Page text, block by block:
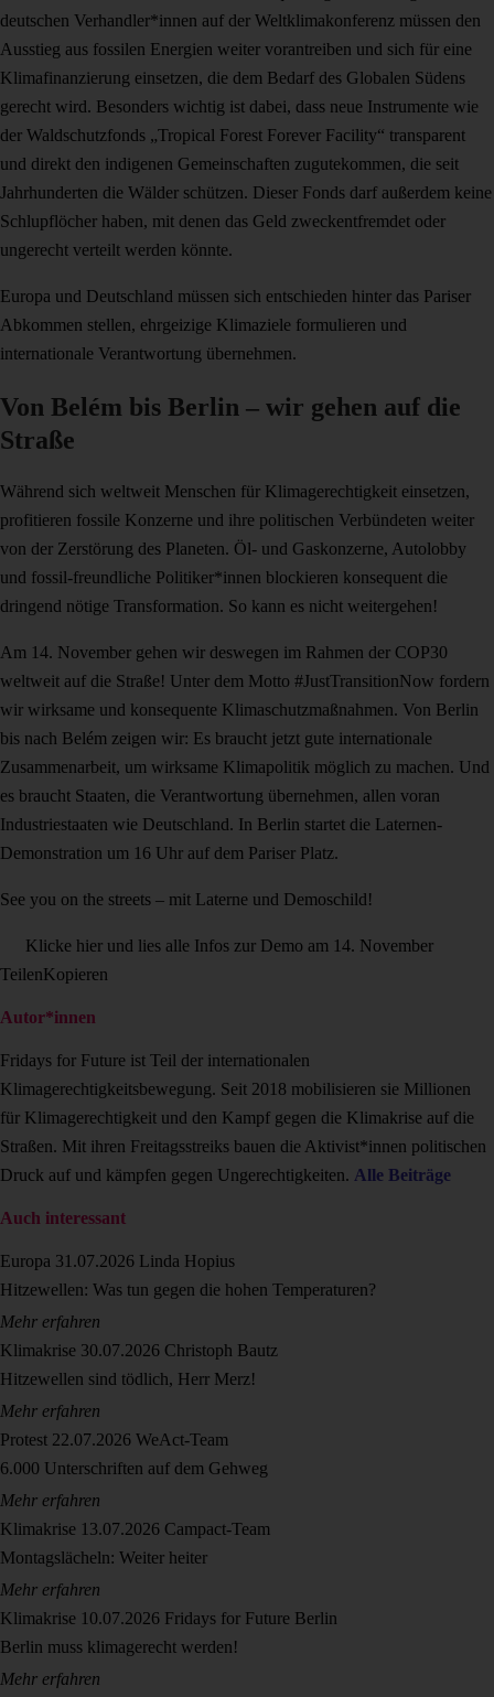
deutschen Verhandler*innen auf der Weltklimakonferenz müssen den
Ausstieg aus fossilen Energien weiter vorantreiben und sich für eine
Klimafinanzierung einsetzen, die dem Bedarf des Globalen Südens
gerecht wird. Besonders wichtig ist dabei, dass neue Instrumente wie
der Waldschutzfonds „Tropical Forest Forever Facility“ transparent
und direkt den indigenen Gemeinschaften zugutekommen, die seit
Jahrhunderten die Wälder schützen. Dieser Fonds darf außerdem keine
Schlupflöcher haben, mit denen das Geld zweckentfremdet oder
ungerecht verteilt werden könnte.
Europa und Deutschland müssen sich entschieden hinter das Pariser
Abkommen stellen, ehrgeizige Klimaziele formulieren und
internationale Verantwortung übernehmen.
Von Belém bis Berlin – wir gehen auf die
Straße
Während sich weltweit Menschen für Klimagerechtigkeit einsetzen,
profitieren fossile Konzerne und ihre politischen Verbündeten weiter
von der Zerstörung des Planeten. Öl- und Gaskonzerne, Autolobby
und fossil-freundliche Politiker*innen blockieren konsequent die
dringend nötige Transformation. So kann es nicht weitergehen!
Am 14. November gehen wir deswegen im Rahmen der COP30
weltweit auf die Straße! Unter dem Motto #JustTransitionNow fordern
wir wirksame und konsequente Klimaschutzmaßnahmen. Von Berlin
bis nach Belém zeigen wir: Es braucht jetzt gute internationale
Zusammenarbeit, um wirksame Klimapolitik möglich zu machen. Und
es braucht Staaten, die Verantwortung übernehmen, allen voran
Industriestaaten wie Deutschland. In Berlin startet die Laternen-
Demonstration um 16 Uhr auf dem Pariser Platz.
See you on the streets – mit Laterne und Demoschild!
Klicke hier und lies alle Infos zur Demo am 14. November
TeilenKopieren
Autor*innen
Fridays for Future ist Teil der internationalen
Klimagerechtigkeitsbewegung. Seit 2018 mobilisieren sie Millionen
für Klimagerechtigkeit und den Kampf gegen die Klimakrise auf die
Straßen. Mit ihren Freitagsstreiks bauen die Aktivist*innen politischen
Druck auf und kämpfen gegen Ungerechtigkeiten. Alle Beiträge
Auch interessant
Europa 31.07.2026 Linda Hopius
Hitzewellen: Was tun gegen die hohen Temperaturen?
Mehr erfahren
Klimakrise 30.07.2026 Christoph Bautz
Hitzewellen sind tödlich, Herr Merz!
Mehr erfahren
Protest 22.07.2026 WeAct-Team
6.000 Unterschriften auf dem Gehweg
Mehr erfahren
Klimakrise 13.07.2026 Campact-Team
Montagslächeln: Weiter heiter
Mehr erfahren
Klimakrise 10.07.2026 Fridays for Future Berlin
Berlin muss klimagerecht werden!
Mehr erfahren